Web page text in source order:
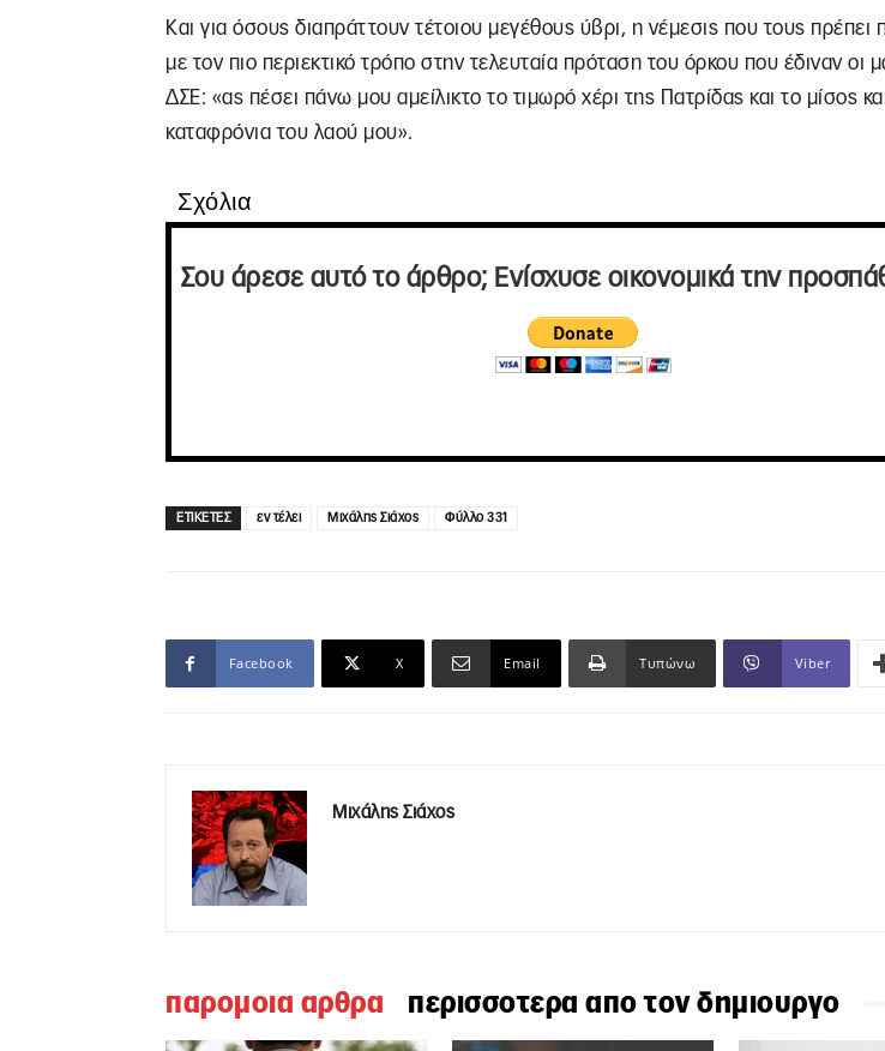
Και για όσους διαπράττουν τέτοιου μεγέθους ύβρι, η νέμεσις που τους πρέπει
με τον πιο περιεκτικό τρόπο στην τελευταία πρόταση του όρκου που έδιναν οι
ΔΣΕ: «ας πέσει πάνω μου αμείλικτο το τιμωρό χέρι της Πατρίδας και το μίσος
καταφρόνια του λαού μου».
Σχόλια
Σου άρεσε αυτό το άρθρο; Ενίσχυσε οικονομικά την
ΕΤΙΚΕΤΕΣ εν τέλει Μιχάλης Σιάχος Φύλλο 331
Facebook X Email Τυπώνω Viber
Μιχάλης Σιάχος
παρομοια αρθρα περισσοτερα απο τον δημιουργο